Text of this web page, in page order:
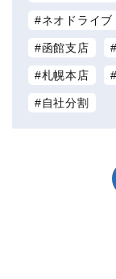
ネオドライブ
函館支店
札幌本店
自社分割